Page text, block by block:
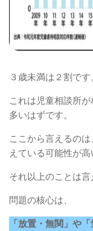
３歳未満は２割です。
これは児童相談所
多いはずです。
ここから言えるの
えている可能性が高
それ以上のことは言
問題の核心は、
「放置・無関」や